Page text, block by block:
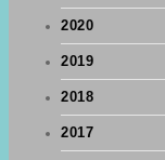
2020
2019
2018
2017